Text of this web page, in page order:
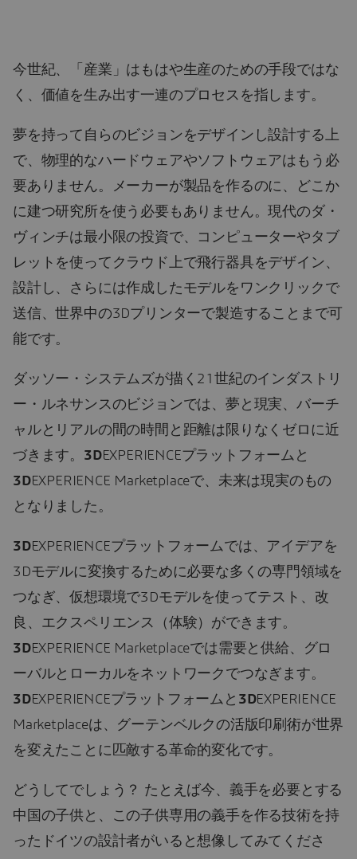
今世紀、「産業」はもはや生産のための手段ではな
く、価値を生み出す一連のプロセスを指します。
夢を持って自らのビジョンをデザインし設計する上
で、物理的なハードウェアやソフトウェアはもう必
要ありません。メーカーが製品を作るのに、どこか
に建つ研究所を使う必要もありません。現代のダ・
ヴィンチは最小限の投資で、コンピューターやタブ
レットを使ってクラウド上で飛行器具をデザイン、
設計し、さらには作成したモデルをワンクリックで
送信、世界中の3Dプリンターで製造することまで可
能です。
ダッソー・システムズが描く21世紀のインダストリ
ー・ルネサンスのビジョンでは、夢と現実、バーチ
ャルとリアルの間の時間と距離は限りなくゼロに近
づきます。 3DEXPERIENCEプラットフォームと
3DEXPERIENCE Marketplaceで、未来は現実のもの
となりました。
3DEXPERIENCEプラットフォームでは、アイデアを
3Dモデルに変換するために必要な多くの専門領域を
つなぎ、仮想環境で3Dモデルを使ってテスト、改
良、エクスペリエンス（体験）ができます。
3DEXPERIENCE Marketplaceでは需要と供給、グロ
ーバルとローカルをネットワークでつなぎます。
3DEXPERIENCEプラットフォームと 3DEXPERIENCE
Marketplaceは、グーテンベルクの活版印刷術が世界
を変えたことに匹敵する革命的変化です。
どうしてでしょう？ たとえば今、義手を必要とする
中国の子供と、この子供専用の義手を作る技術を持
ったドイツの設計者がいると想像してみてくださ